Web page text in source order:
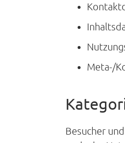
Meta-/
Besucher